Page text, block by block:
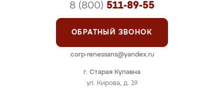
г. Старая Купавна
ул. Кирова, д. 19
8 (800) 511-89-55
ОБРАТНЫЙ ЗВОНОК
corp-renessans@yandex.ru